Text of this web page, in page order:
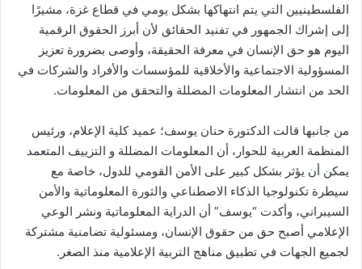
الفلسطينيين التي يتم انتهاكها بشكل يومي في قطاع غزة، مشيرًا
إلى إشراك الجمهور في تفنيد الحقائق لأن أبرز الحقوق الرقمية
اليوم هو حق الإنسان في معرفة الحقيقة، وأوصى بضرورة تعزيز
المسؤولية الاجتماعية والأخلاقية للمؤسسات والأفراد والشركات في
الحد من انتشار المعلومات المضللة والتحقق من المعلومات.
من جانبها قالت الدكتورة حنان يوسف؛ عميد كلية الإعلام، ورئيس
المنظمة العربية للحوار، أن المعلومات المضللة و التزييف المتعمد
يمكن أن يؤثر بشكل كبير على الأمن القومي للدول، خاصة مع
سيطرة تكنولوجيا الذكاء الاصطناعي والثورة المعلوماتية والأمن
السيبراني، وأكدت “يوسف” أن الدراية المعلوماتية ونشر الوعي
الإعلامي أصبح حق من حقوق الإنسان، ومسئولية تضامنية مشتركة
لجميع الجهات في تطبيق مناهج التربية الإعلامية منذ الصغر.